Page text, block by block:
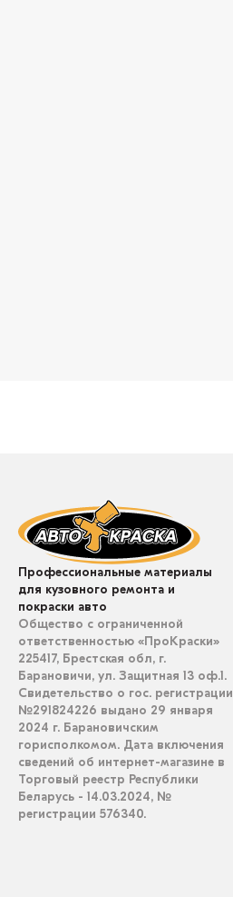
Профессиональные материалы
для кузовного ремонта и
покраски авто
Общество с ограниченной
ответственностью «ПроКраски»
225417, Брестская обл, г.
Барановичи, ул. Защитная 13 оф.1.
Свидетельство о гос. регистрации
№291824226 выдано 29 января
2024 г. Барановичским
горисполкомом. Дата включения
сведений об интернет-магазине в
Торговый реестр Республики
Беларусь - 14.03.2024, №
регистрации 576340.